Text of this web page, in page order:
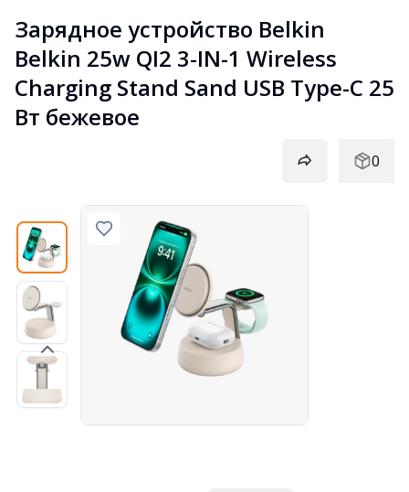
Зарядное устройство Belkin
Belkin 25w QI2 3-IN-1 Wireless
Charging Stand Sand USB Type-C 25
Вт бежевое
0